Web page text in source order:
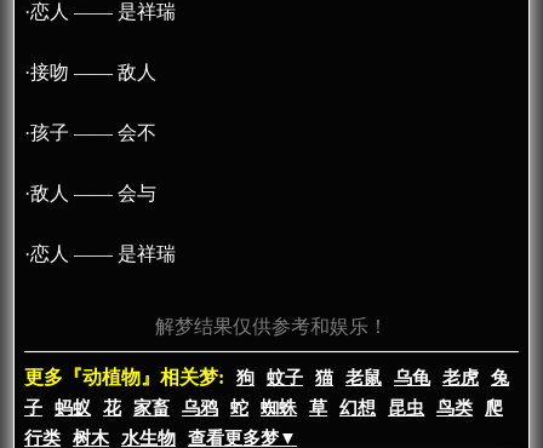
·恋人 —— 是祥瑞
·接吻 —— 敌人
·孩子 —— 会不
·敌人 —— 会与
·恋人 —— 是祥瑞
解梦结果仅供参考和娱乐！
更多『动植物』相关梦: 狗 蚊子 猫 老鼠 乌龟 老虎
兔
子
蚂蚁 花 家畜 乌鸦 蛇 蜘蛛 草 幻想 昆虫 鸟类
爬
行类
树木 水生物 查看更多梦▼